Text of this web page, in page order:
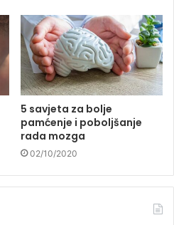
5 savjeta za bolje
pamćenje i poboljšanje
rada mozga
02/10/2020